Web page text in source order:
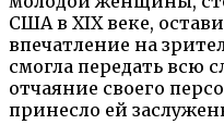
США в XIX веке,
впечатление на
смогла передать всю
отчаяние своего
принесло ей